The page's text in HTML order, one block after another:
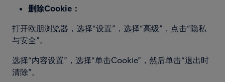
删除Cookie：
打开欧朋浏览器，选择“设置”，选择“高级”，点击“隐私
与安全”。
选择“内容设置”，选择“单击Cookie”，然后单击“退出时
清除”。